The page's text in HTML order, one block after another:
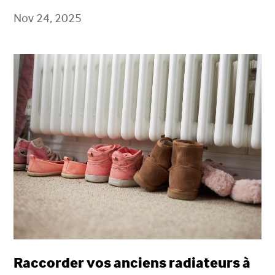
Nov 24, 2025
Raccorder vos anciens radiateurs à